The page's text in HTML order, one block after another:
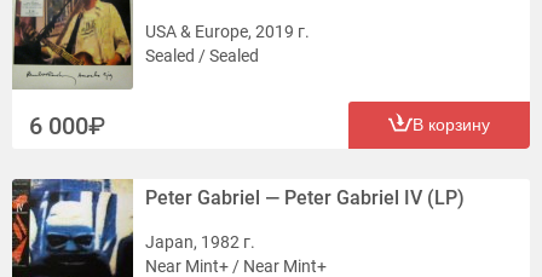
USA & Europe, 2019 г.
Sealed / Sealed
6 000 В корзину
Peter Gabriel — Peter Gabriel IV (LP)
Japan, 1982 г.
Near Mint+ / Near Mint+